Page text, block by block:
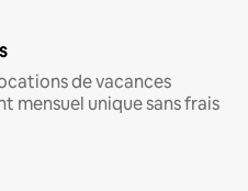
de vacances
mensuel unique sans frais